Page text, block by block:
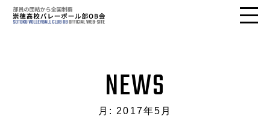
NEWS
月: 2017年5月